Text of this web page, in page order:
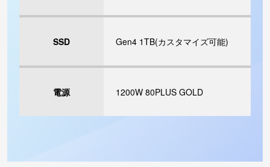
SSD Gen4 1TB(カスタマイズ可能)
電源 1200W 80PLUS GOLD